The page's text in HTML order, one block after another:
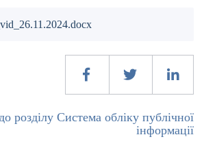
розділу Система обліку публічної
інформації